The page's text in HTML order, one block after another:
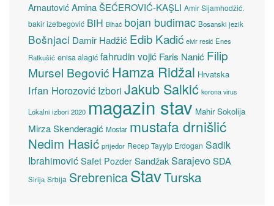
Arnautović Amina ŠEĆEROVIĆ-KAŞLI Amir Sijamhodžić.
bakir izetbegović BiH Bihać bojan budimac Bosanski jezik
Bošnjaci Damir Hadžić Edib Kadić elvir resić Enes
Ratkušić enisa alagić fahrudin vojić Faris Nanić Filip
Mursel Begović Hamza Ridžal Hrvatska
Irfan Horozović Izbori Jakub Salkić korona virus
Lokalni izbori 2020 magazin stav Mahir Sokolija
Mirza Skenderagić Mostar mustafa drnišlić
Nedim Hasić prijedor Recep Tayyip Erdogan Sadik
Ibrahimović Safet Pozder SandžakSarajevoSDA
Sirija Srbija SrebrenicaStavTurska